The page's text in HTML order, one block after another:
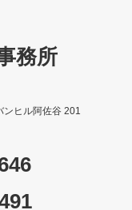
務所
ヒル阿佐谷 201